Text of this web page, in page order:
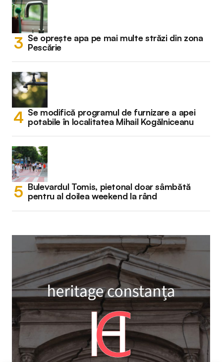
Se oprește apa pe mai multe străzi din zona
Pescărie
Se modifică programul de furnizare a apei
potabile în localitatea Mihail Kogălniceanu
Bulevardul Tomis, pietonal doar sâmbătă
pentru al doilea weekend la rând